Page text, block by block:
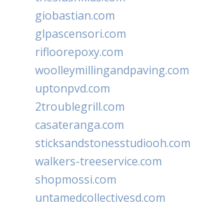
giobastian.com
glpascensori.com
rifloorepoxy.com
woolleymillingandpaving.com
uptonpvd.com
2troublegrill.com
casateranga.com
sticksandstonesstudiooh.com
walkers-treeservice.com
shopmossi.com
untamedcollectivesd.com